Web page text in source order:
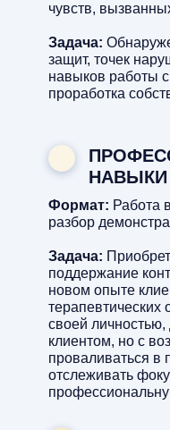
Формат: Работа
разбор
Задача:
поддержание
новом опыте
своей личностью,
клиентом, но с
проваливаться в
отслеживать
НАВЫКИ
чувств,
Задача:
защит, точек
навыков работы
проработка